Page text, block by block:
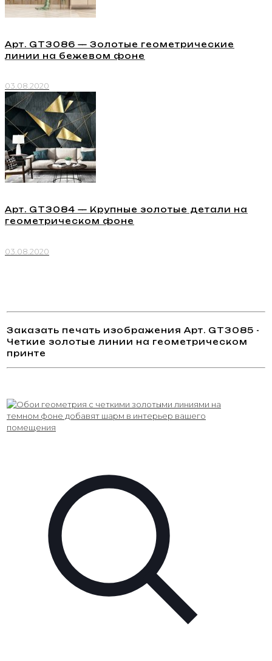
Арт. GT3086 — Золотые геометрические
линии на бежевом фоне
03.08.2020
Арт. GT3084 — Крупные золотые детали на
геометрическом фоне
03.08.2020
Заказать печать изображения Арт. GT3085 -
Четкие золотые линии на геометрическом
принте